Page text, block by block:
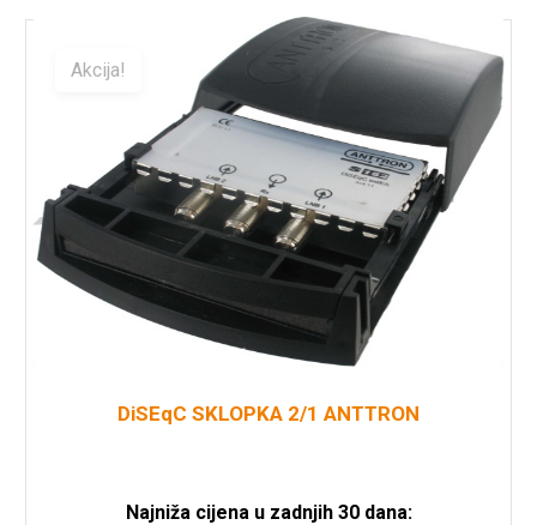
DiSEqC SKLOPKA 2/1 ANTTRON
Najniža cijena u zadnjih 30 dana:
Akcija!